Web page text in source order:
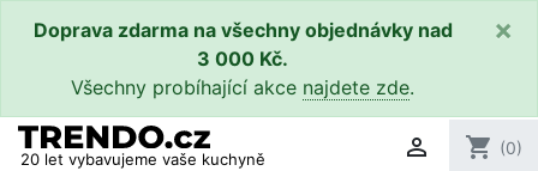
Doprava zdarma na všechny objednávky nad
3 000 Kč.
Všechny probíhající akce najdete zde.
×
20 let vybavujeme vaše kuchyně  shopping_cart (0)